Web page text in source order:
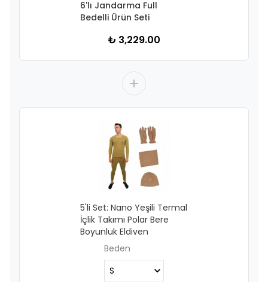
6'lı Jandarma Full
Bedelli Ürün Seti
₺ 3,229.00
5'li Set: Nano Yeşili Termal
İçlik Takımı Polar Bere
Boyunluk Eldiven
Beden